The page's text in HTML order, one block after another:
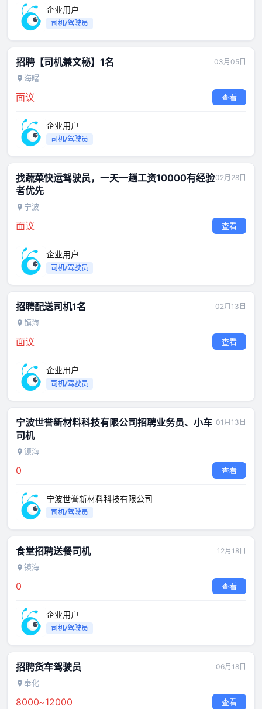
企业用户
司机/驾驶员
招聘【司机兼文秘】1名 03月05日
海曙
面议 查看
企业用户
司机/驾驶员
找蔬菜快运驾驶员，一天一趟工资10000有经验
者优先
02月28日
宁波
面议 查看
企业用户
司机/驾驶员
招聘配送司机1名 02月13日
镇海
面议 查看
企业用户
司机/驾驶员
宁波世誉新材料科技有限公司招聘业务员、小车
司机
01月13日
镇海
0 查看
宁波世誉新材料科技有限公司
司机/驾驶员
食堂招聘送餐司机 12月18日
镇海
0 查看
企业用户
司机/驾驶员
招聘货车驾驶员 06月18日
奉化
8000~12000 查看